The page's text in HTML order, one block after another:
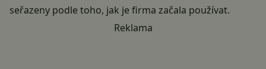
seřazeny podle toho, jak je firma začala používat.
Reklama